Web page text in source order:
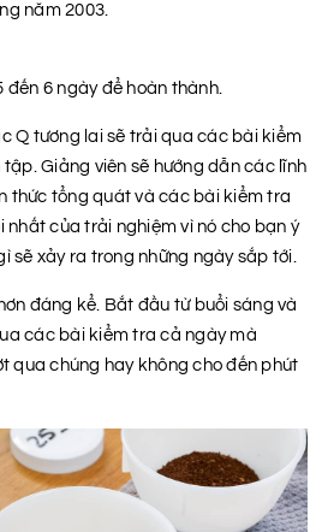
năm 2003.
đến 6 ngày để hoàn thành.
Q tương lai sẽ trải qua các bài kiểm
Giảng viên sẽ hướng dẫn các lĩnh
thức tổng quát và các bài kiểm tra
nhất của trải nghiệm vì nó cho bạn ý
sẽ xảy ra trong những ngày sắp tới.
đáng kể. Bắt đầu từ buổi sáng và
các bài kiểm tra cả ngày mà
qua chúng hay không cho đến phút